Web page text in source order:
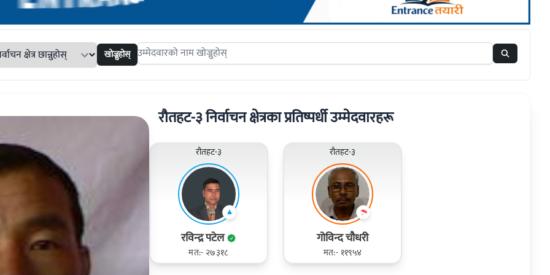
खोज्नुहोस् Search candidates
रौतहट-३ निर्वाचन क्षेत्रका प्रतिष्पर्धी उम्मेदवारहरू
रौतहट-३
रविन्‍द्र पटेल
मत:- २७३१८
रौतहट-३
गोविन्द चौधरी
मत:- ११९५४